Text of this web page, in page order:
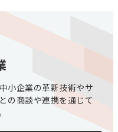
小企業の革新技術やサ
の商談や連携を通じて